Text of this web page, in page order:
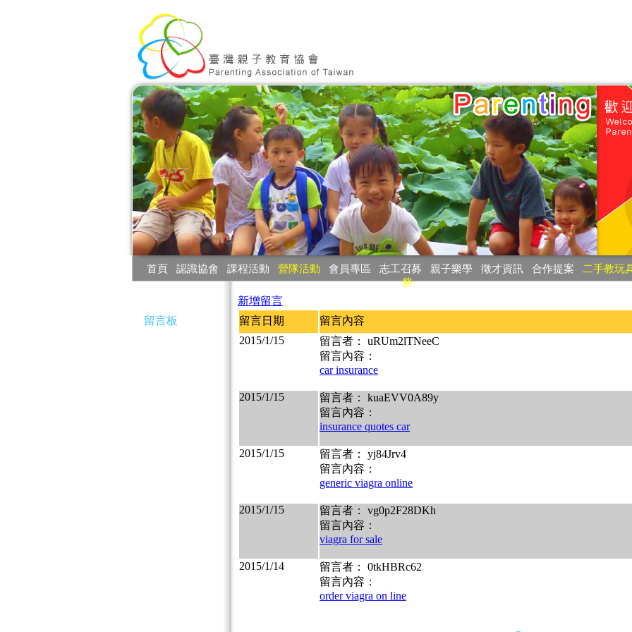
首頁 認識協會 課程活動 營隊活動 會員專區 志工召募 親子樂學 徵才資訊 合作提案
二手教玩
務
留言板
新增留言
留言日期
留言內容
2015/1/15
留言者： uRUm2lTNeeC
留言內容：
car insurance
2015/1/15
留言者： kuaEVV0A89y
留言內容：
insurance quotes car
2015/1/15
留言者： yj84Jrv4
留言內容：
generic viagra online
2015/1/15
留言者： vg0p2F28DKh
留言內容：
viagra for sale
2015/1/14
留言者： 0tkHBRc62
留言內容：
order viagra on line